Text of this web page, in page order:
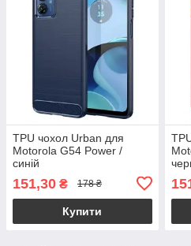
TPU чохол Urban для
Motorola G54 Power /
синій
151,30 ₴ 178 ₴
Купити